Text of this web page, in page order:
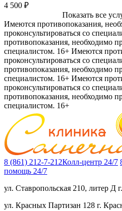
4 500 ₽
Показать все
Имеются противопоказания,
проконсультироваться со
противопоказания, необходимо
специалистом. 16+ Имеются
проконсультироваться со
противопоказания, необходимо
специалистом. 16+ Имеются
проконсультироваться со
противопоказания, необходимо
специалистом. 16+
8 (861) 212-7-212Колл-центр 24/7
помощь 24/7
ул. Ставропольская 210, литер Д
ул. Красных Партизан 128 г.